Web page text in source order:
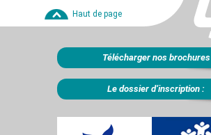
Haut de page
Télécharger nos brochures
Le dossier d’inscription :